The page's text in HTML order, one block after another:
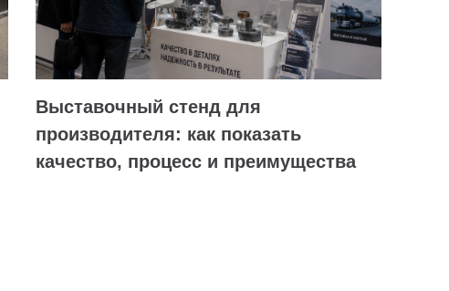
Выставочный стенд для
производителя: как показать
качество, процесс и преимущества